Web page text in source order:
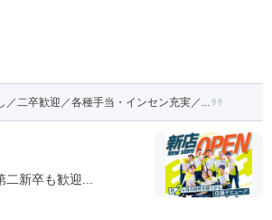
二卒歓迎／各種手当・インセン充実／...
新卒も歓迎...